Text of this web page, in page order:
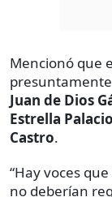
Mencionó que
Juan de Dios
Estrella
Castro.
“Hay voces
no deberían